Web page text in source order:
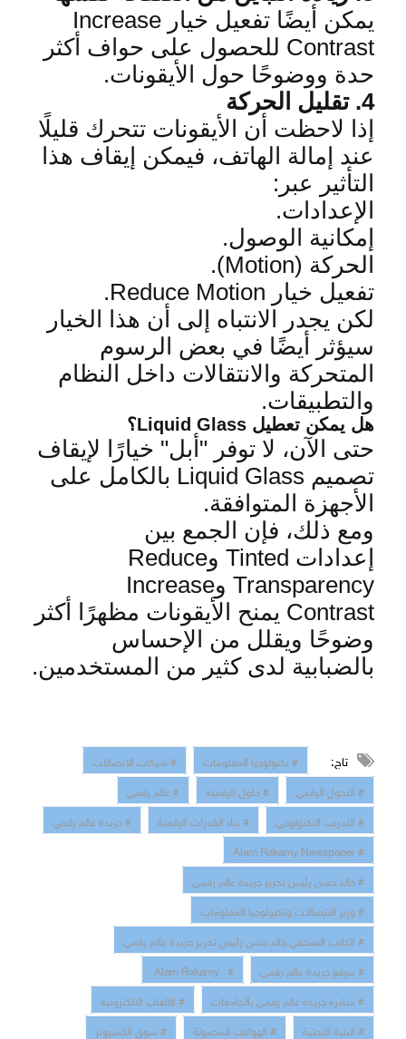
يمكن أيضًا تفعيل خيار Increase
Contrast للحصول على حواف أكثر
حدة ووضوحًا حول الأيقونات.
4. تقليل الحركة
إذا لاحظت أن الأيقونات تتحرك قليلًا
عند إمالة الهاتف، فيمكن إيقاف هذا
التأثير عبر :
الإعدادات.
إمكانية الوصول.
الحركة (Motion).
تفعيل خيار
لكن يجدر الانتباه إلى أن هذا الخيار
سيؤثر أيضًا في بعض الرسوم
المتحركة والانتقالات داخل النظام
والتطبيقات.
هل يمكن تعطيل ؟
حتى الآن، لا توفر "أبل" خيارًا لإيقاف
تصميم
بالكامل على
الأجهزة المتوافقة.
ومع ذلك، فإن الجمع بين
إعدادات
وReduce
Transparency وIncrease
Contrast
يمنح الأيقونات مظهرًا أكثر
وضوحًا ويقلل من الإحساس
بالضبابية لدى كثير من المستخدمين.
تاج: # تكنولوجيا المعلومات
# شبكات الاتصالات
# التحول الرقمي
# حلول الرقمنة
# عالم رقمي
# التدريب التكنولوجي
# بناء القدرات الرقمية
# جريدة عالم رقمي
# Alam Rakamy Newspaper
# خالد حسن رئيس تحرير جريدة عالم رقمي
# وزير الاتصالات وتكنولوجيا المعلومات
# الكاتب الصحفي خالد حسن رئيس تحرير جريدة عالم رقمي
# موقع جريدة عالم رقمي
# Alam Rakamy
# مبادرة جريدة عالم رقمي بالجامعات
# الالعاب الالكترونية
# البنية التحتية
# الهواتف المحمولة # سوق الكمبيوتر